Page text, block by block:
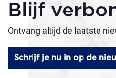
Blijf
Ontvang altijd de laatste
Schrijf je nu in op de